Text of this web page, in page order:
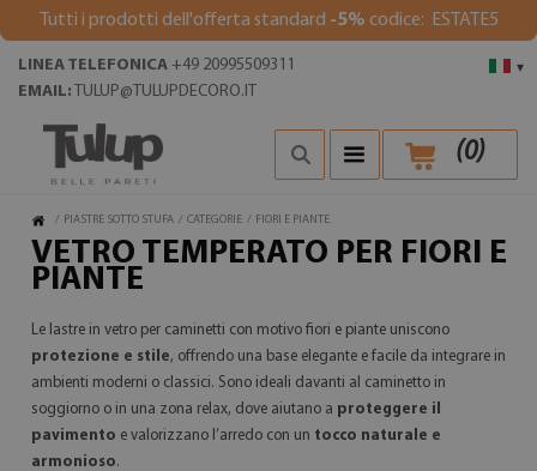
Tutti i prodotti dell'offerta standard -5% codice: ESTATE5
▾
LINEA TELEFONICA +49 20995509311
EMAIL: TULUP@TULUPDECORO.IT
(0)
/ PIASTRE SOTTO STUFA / CATEGORIE / FIORI E PIANTE
VETRO TEMPERATO PER FIORI E
PIANTE
Le lastre in vetro per caminetti con motivo fiori e piante uniscono
protezione e stile, offrendo una base elegante e facile da integrare in
ambienti moderni o classici. Sono ideali davanti al caminetto in
soggiorno o in una zona relax, dove aiutano a proteggere il
pavimento e valorizzano l’arredo con un tocco naturale e
armonioso.